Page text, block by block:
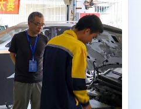
数优化等核心技能，选手需
查等任务。现场汇报环节，各
计思路，分享了实操中的技术